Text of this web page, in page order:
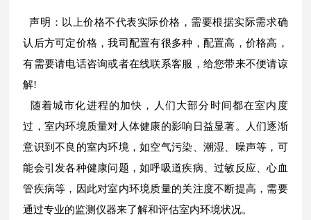
声明：以上价格不代表实际价格，需要根据实际需求确
认后方可定价格，我司配置有很多种，配置高，价格高，
有需要请电话咨询或者在线联系客服，给您带来不便请谅
解!
随着城市化进程的加快，人们大部分时间都在室内度
过，室内环境质量对人体健康的影响日益显著。人们逐渐
意识到不良的室内环境，如空气污染、潮湿、噪声等，可
能会引发各种健康问题，如呼吸道疾病、过敏反应、心血
管疾病等，因此对室内环境质量的关注度不断提高，需要
通过专业的监测仪器来了解和评估室内环境状况。